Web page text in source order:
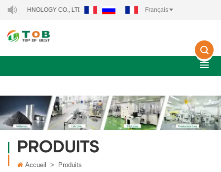
CO., LTD.. Français
PRODUITS
Accueil > Produits